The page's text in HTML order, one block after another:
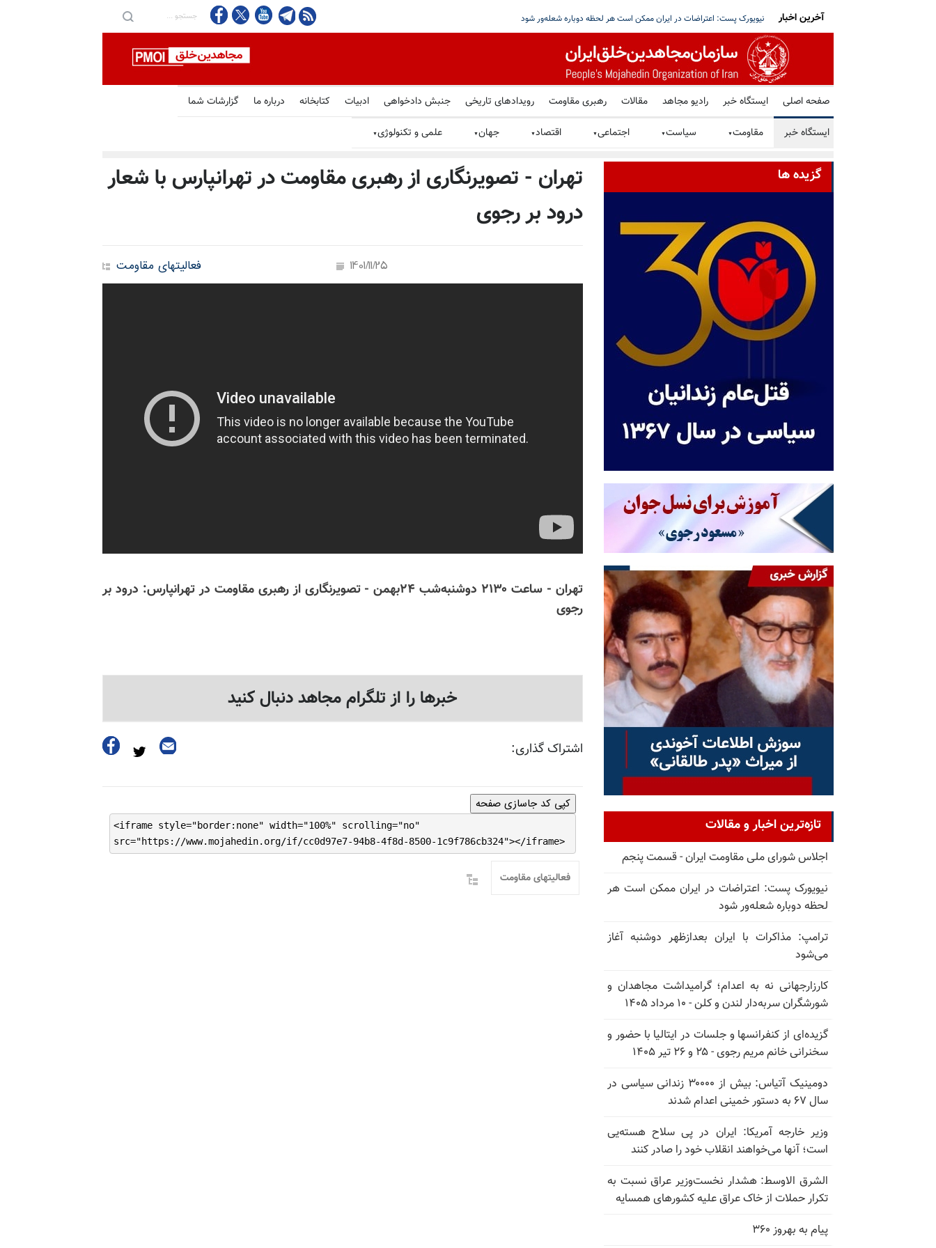
ترامپ: مذاکرات با ایران بعدازظهر دوشنبه آغاز می‌شود و شورشگران سربه‌دار لندن و کلن - ۱۰ مردادآخرین اخبار
صفحه اصلی ایستگاه خبر رادیو مجاهد مقالات رهبری مقاومت رویدادهای تاریخی جنبش دادخواهی ادبیات کتابخانه درباره ما گزارشات شما
ایستگاه خبر مقاومت▼ سیاست▼ اجتماعی▼ اقتصاد▼ جهان▼ علمی و تکنولوژی▼
تهران - تصویرنگاری از رهبری مقاومت در تهرانپارس با شعار
درود بر رجوی
فعالیتهای مقاومت 1401/11/25
تهران - ساعت ۲۱۳۰ دوشنبه‌شب ۲۴بهمن - تصویرنگاری از رهبری مقاومت در تهرانپارس: درود بر
رجوی
خبرها را از تلگرام مجاهد دنبال کنید
اشتراک گذاری:
کپی کد جاسازی صفحه
<iframe style="border:none" width="100%" scrolling="no"
src="https://www.mojahedin.org/if/cc0d97e7-94b8-4f8d-8500-1c9f786cb324"></iframe>
فعالیتهای مقاومت
گزیده ها
تازه‌ترین اخبار و مقالات
اجلاس شورای ملی مقاومت ایران - قسمت پنجم
نیویورک پست: اعتراضات در ایران ممکن است هر
لحظه دوباره شعله‌ور شود
ترامپ: مذاکرات با ایران بعدازظهر دوشنبه آغاز
می‌شود
کارزارجهانی نه به اعدام؛ گرامیداشت مجاهدان و
شورشگران سربه‌دار لندن و کلن - ۱۰ مرداد ۱۴۰۵
گزیده‌ای از کنفرانسها و جلسات در ایتالیا با حضور و
سخنرانی خانم مریم رجوی - ۲۵ و ۲۶ تیر ۱۴۰۵
دومینیک آتیاس: بیش از ۳۰۰۰۰ زندانی سیاسی در
سال ۶۷ به دستور خمینی اعدام شدند
وزیر خارجه آمریکا: ایران در پی سلاح هسته‌یی
است؛ آنها می‌خواهند انقلاب خود را صادر کنند
الشرق الاوسط: هشدار نخست‌وزیر عراق نسبت به
تکرار حملات از خاک عراق علیه کشورهای همسایه
پیام به بهروز ۳۶۰